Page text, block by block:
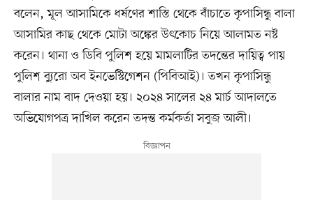
বলেন, মূল আসামিকে ধর্ষণের শাস্তি থেকে বাঁচাতে কৃপাসিন্ধু বালা
আসামির কাছ থেকে মোটা অঙ্কের উৎকোচ নিয়ে আলামত নষ্ট
করেন। থানা ও ডিবি পুলিশ হয়ে মামলাটির তদন্তের দায়িত্ব পায়
পুলিশ ব্যুরো অব ইনভেস্টিগেশন (পিবিআই)। তখন কৃপাসিন্ধু
বালার নাম বাদ দেওয়া হয়। ২০২৪ সালের ২৪ মার্চ আদালতে
অভিযোগপত্র দাখিল করেন তদন্ত কর্মকর্তা সবুজ আলী।